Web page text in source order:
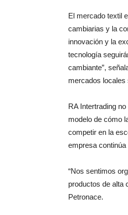
El mercado textil
cambiarias y la
innovación y la
tecnología
cambiante”,
mercados
RA Intertrading
modelo de cómo
competir en la
empresa
“Nos sentimos
productos de alta
Petronace.